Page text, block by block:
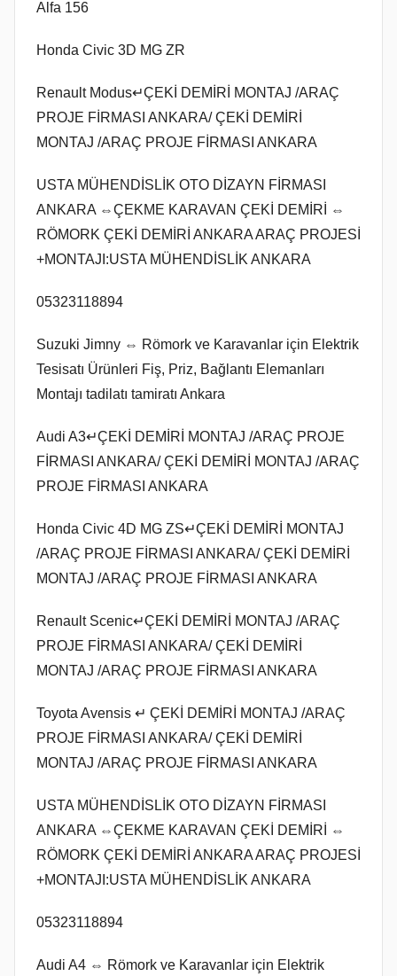
Alfa 156
Honda Civic 3D MG ZR
Renault Modus↵ÇEKİ DEMİRİ MONTAJ /ARAÇ
PROJE FİRMASI ANKARA/ ÇEKİ DEMİRİ
MONTAJ /ARAÇ PROJE FİRMASI ANKARA
USTA MÜHENDİSLİK OTO DİZAYN FİRMASI
ANKARA ⇔ÇEKME KARAVAN ÇEKİ DEMİRİ ⇔
RÖMORK ÇEKİ DEMİRİ ANKARA ARAÇ PROJESİ
+MONTAJI:USTA MÜHENDİSLİK ANKARA
05323118894
Suzuki Jimny ⇔ Römork ve Karavanlar için Elektrik
Tesisatı Ürünleri Fiş, Priz, Bağlantı Elemanları
Montajı tadilatı tamiratı Ankara
Audi A3↵ÇEKİ DEMİRİ MONTAJ /ARAÇ PROJE
FİRMASI ANKARA/ ÇEKİ DEMİRİ MONTAJ /ARAÇ
PROJE FİRMASI ANKARA
Honda Civic 4D MG ZS↵ÇEKİ DEMİRİ MONTAJ
/ARAÇ PROJE FİRMASI ANKARA/ ÇEKİ DEMİRİ
MONTAJ /ARAÇ PROJE FİRMASI ANKARA
Renault Scenic↵ÇEKİ DEMİRİ MONTAJ /ARAÇ
PROJE FİRMASI ANKARA/ ÇEKİ DEMİRİ
MONTAJ /ARAÇ PROJE FİRMASI ANKARA
Toyota Avensis ↵ ÇEKİ DEMİRİ MONTAJ /ARAÇ
PROJE FİRMASI ANKARA/ ÇEKİ DEMİRİ
MONTAJ /ARAÇ PROJE FİRMASI ANKARA
USTA MÜHENDİSLİK OTO DİZAYN FİRMASI
ANKARA ⇔ÇEKME KARAVAN ÇEKİ DEMİRİ ⇔
RÖMORK ÇEKİ DEMİRİ ANKARA ARAÇ PROJESİ
+MONTAJI:USTA MÜHENDİSLİK ANKARA
05323118894
Audi A4 ⇔ Römork ve Karavanlar için Elektrik